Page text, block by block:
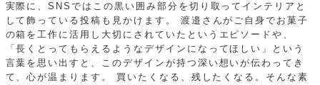
実際に、SNSではこの黒い囲み部分を切り取ってインテリアと
して飾っている投稿も見かけます。
渡邉さんがご自身でお菓子
の箱を工作に活用し大切にされていたというエピソードや、
「長くとってもらえるようなデザインになってほしい」という
言葉を思い出すと、このデザインが持つ深い想いが伝わってき
て、心が温まります。
買いたくなる、残したくなる。そんな素